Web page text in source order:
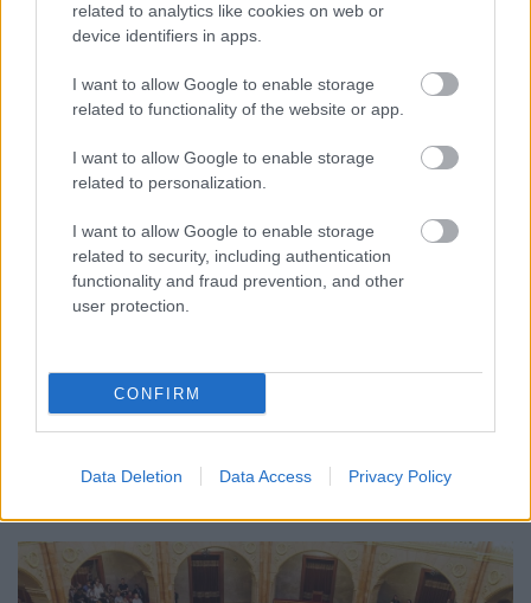
related to analytics like cookies on web or
device identifiers in apps.
I want to allow Google to enable storage
related to functionality of the website or app.
I want to allow Google to enable storage
related to personalization.
I want to allow Google to enable storage
related to security, including authentication
functionality and fraud prevention, and other
user protection.
CONFIRM
Data Deletion Data Access Privacy Policy
CZUNYINÉ HARCA A GMAIL ÉS AZ ÖNKÉNY ELLEN
Nem vicc! A Fidesz maradéka tényleg egy ingyenes e-mail
szolgáltatást használt, hogy megvédje a Fidesz maradékát.
Szólj hozzá!